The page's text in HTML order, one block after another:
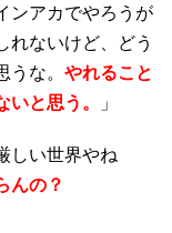
ンアカでやろうが
れないけど、どう
な。 やれること
と思う。
」
しい世界やね
んの？